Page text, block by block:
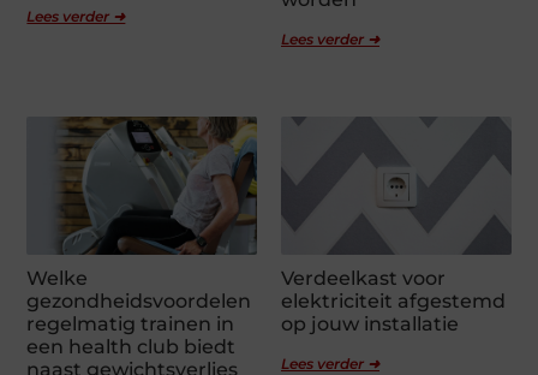
Lees verder ➜
Lees verder ➜
Welke
gezondheidsvoordelen
regelmatig trainen in
een health club biedt
naast gewichtsverlies
Verdeelkast voor
elektriciteit afgestemd
op jouw installatie
Lees verder ➜